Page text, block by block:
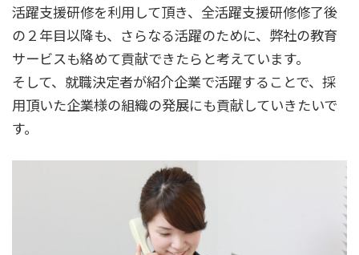
活躍支援研修を利用して頂き、全活躍支援研修修了後
の２年目以降も、さらなる活躍のために、弊社の教育
サービスも絡めて貢献できたらと考えています。
そして、就職決定者が紹介企業で活躍することで、採
用頂いた企業様の組織の発展にも貢献していきたいで
す。